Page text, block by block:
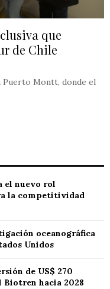
que
de Chile
Puerto Montt, donde el
el nuevo rol
la competitividad
oceanográfica
Unidos
de US$ 270
hacia 2028